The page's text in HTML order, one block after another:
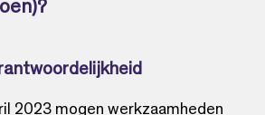
ze doen)?
2023 mogen werkzaamheden